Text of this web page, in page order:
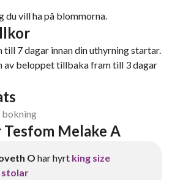
du vill ha på blommorna.
7 dagar innan din uthyrning startar.
av beloppet tillbaka fram till 3 dagar
bokning
Melake A
O har hyrt king size